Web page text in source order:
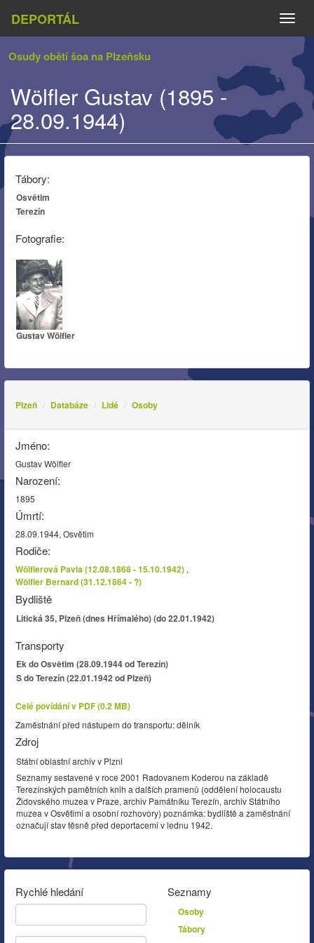
DEPORTÁL
Osudy obětí šoa na Plzeňsku
Wölfler Gustav (1895 -
28.09.1944)
Tábory:
Osvětim
Terezín
Fotografie:
Gustav Wölfler
Plzeň Databáze Lidé Osoby
Jméno:
Gustav Wölfler
Narození:
1895
Úmrtí:
28.09.1944, Osvětim
Rodiče:
Wölflerová Pavla (12.08.1868 - 15.10.1942) ,
Wölfler Bernard (31.12.1864 - ?)
Bydliště
Litická 35, Plzeň (dnes Hřímalého) (do 22.01.1942)
Transporty
Ek do Osvětim (28.09.1944 od Terezín)
S do Terezín (22.01.1942 od Plzeň)
Celé povídání v PDF (0.2 MB)
Zaměstnání před nástupem do transportu: dělník
Zdroj
Státní oblastní archiv v Plzni
Seznamy sestavené v roce 2001 Radovanem Koderou na základě
Terezínských pamětních knih a dalších pramenů (oddělení holocaustu
Židovského muzea v Praze, archiv Památníku Terezín, archiv Státního
muzea v Osvětimi a osobní rozhovory) poznámka: bydliště a zaměstnání
označují stav těsně před deportacemi v lednu 1942.
Rychlé hledání Seznamy
Osoby
Tábory